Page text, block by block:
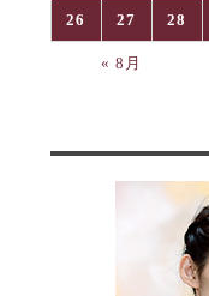
26 27 28
« 8月